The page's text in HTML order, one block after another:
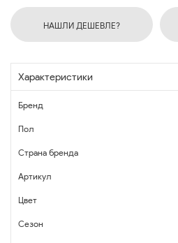
НАШЛИ ДЕШЕВЛЕ?
Характеристики
Бренд
Пол
Страна бренда
Артикул
Цвет
Сезон